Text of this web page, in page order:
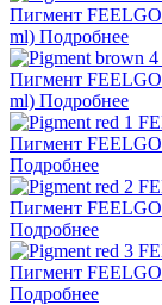
Пигмент
ml) Подробнее
Пигмент
ml) Подробнее
Пигмент
Подробнее
Пигмент
Подробнее
Пигмент
Подробнее